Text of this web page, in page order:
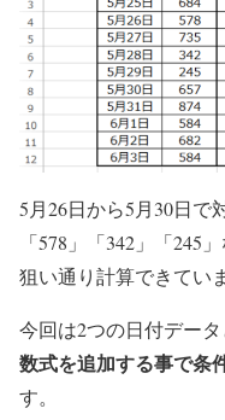
5月26日から5月30日で
「578」「342」「245
狙い通り計算できてい
今回は2つの日付デー
数式を追加する事で条
す。